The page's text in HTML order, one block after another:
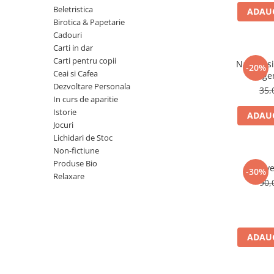
Numerologie
Paranormal
Parapsihologie
ReConnect
ScienceConnection
SelfConnect
Beletristica
Birotica & Papetarie
Cadouri
Carti in dar
Carti pentru copii
Ceai si Cafea
Dezvoltare Personala
In curs de aparitie
Istorie
Jocuri
Lichidari de Stoc
Non-fictiune
Produse Bio
Relaxare
-20%
Natura
-30%